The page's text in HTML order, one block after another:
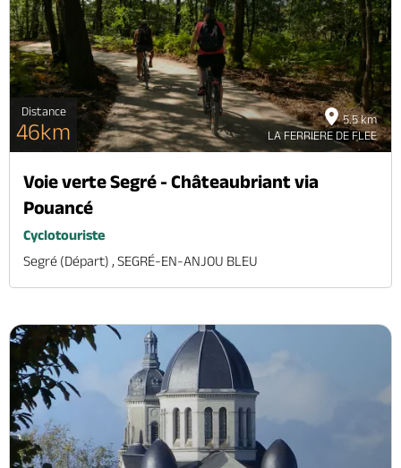
5.5 km
LA FERRIERE DE FLEE
Distance
46km
Voie verte Segré - Châteaubriant via
Pouancé
Cyclotouriste
Segré (départ) , SEGRÉ-EN-ANJOU BLEU